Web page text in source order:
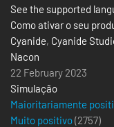
See the supported
Como ativar o seu
Cyanide, Cyanide
Nacon
22 February 2023
Simulação
Maioritariamente
Muito positivo(2757)